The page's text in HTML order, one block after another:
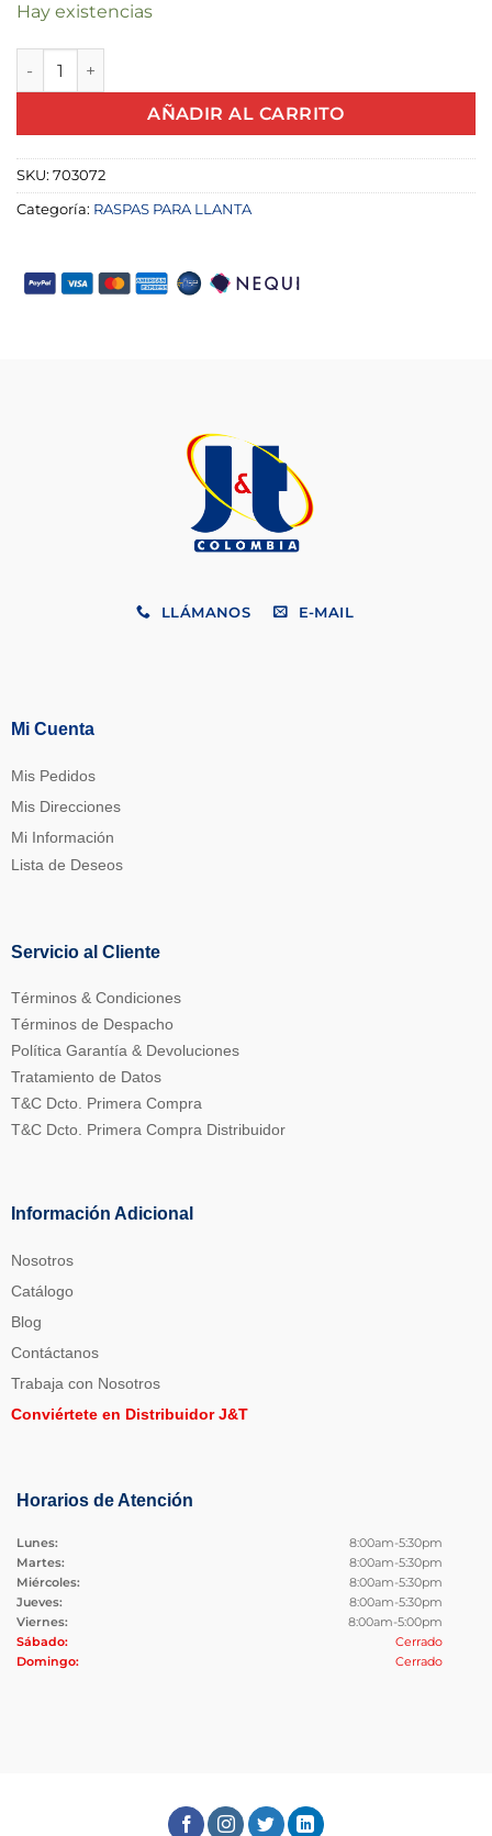
Hay existencias
CORTADOR DE TUNGSTENO TIPO FRESA 10MM X UND
AÑADIR AL CARRITO
SKU: 703072
Categoría: RASPAS PARA LLANTA
LLÁMANOS E-MAIL
Mi Cuenta
Mis Pedidos
Mis Direcciones
Mi Información
Lista de Deseos
Servicio al Cliente
Términos & Condiciones
Términos de Despacho
Política Garantía & Devoluciones
Tratamiento de Datos
T&C Dcto. Primera Compra
T&C Dcto. Primera Compra Distribuidor
Información Adicional
Nosotros
Catálogo
Blog
Contáctanos
Trabaja con Nosotros
Conviértete en Distribuidor J&T
Horarios de Atención
Lunes:
8:00am-5:30pm
Martes:
8:00am-5:30pm
Miércoles:
8:00am-5:30pm
Jueves:
8:00am-5:30pm
Viernes:
8:00am-5:00pm
Sábado:
Cerrado
Domingo:
Cerrado